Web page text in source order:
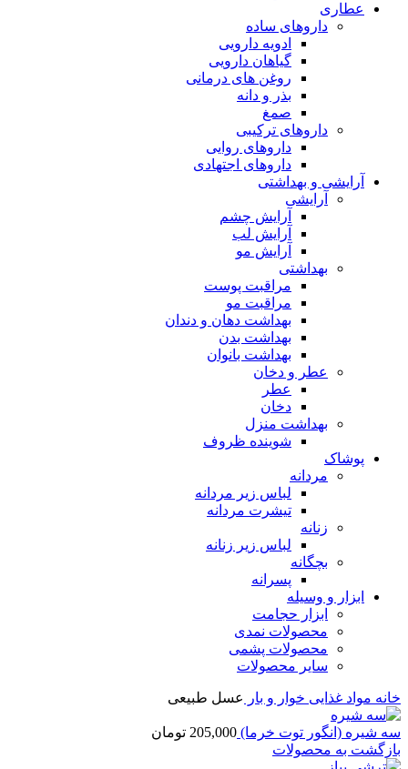
عطاری
داروهای ساده
ادویه دارویی
گیاهان دارویی
روغن های درمانی
بذر و دانه
صمغ
داروهای ترکیبی
داروهای روایی
داروهای اجتهادی
آرایشی و بهداشتی
آرایشی
آرایش چشم
آرایش لب
آرایش مو
بهداشتی
مراقبت پوست
مراقبت مو
بهداشت دهان و دندان
بهداشت بدن
بهداشت بانوان
عطر و دخان
عطر
دخان
بهداشت منزل
شوینده ظروف
پوشاک
مردانه
لباس زیر مردانه
تیشرت مردانه
زنانه
لباس زیر زنانه
بچگانه
پسرانه
ابزار و وسیله
ابزار حجامت
محصولات نمدی
محصولات پشمی
سایر محصولات
خانه مواد غذایی خوار و بار عسل طبیعی
سه شیره (انگور توت خرما) 205,000 تومان
بازگشت به محصولات